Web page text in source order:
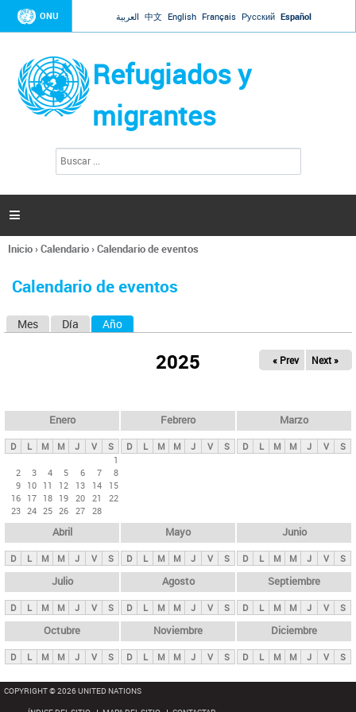
Jump to navigation
ONU العربية 中文 English Français Русский Español
Refugiados y
migrantes
l
d
s

Se
usted
Inicio›Calendario›Calendario de eventos
Calendario de eventos
s
p
n
i
p
a
l
s
Mes Día Año
2025 « Prev Next »
Enero
D L M M J V
S
1
2
3 4 5 6 7
8
9 10 11 12 13 14
15
16 17 18 19 20 21
22
23 24 25 26 27 28
Febrero
D L M M J V S
Marzo
D L M M J V S
Abril
D L M M J V S
Mayo
D L M M J V S
Junio
D L M M J V S
Julio
D L M M J V S
Agosto
D L M M J V S
Septiembre
D L M M J V S
Octubre
D L M M J V S
Noviembre
D L M M J V S
Diciembre
D L M M J V S
COPYRIGHT © 2026 UNITED NATIONS